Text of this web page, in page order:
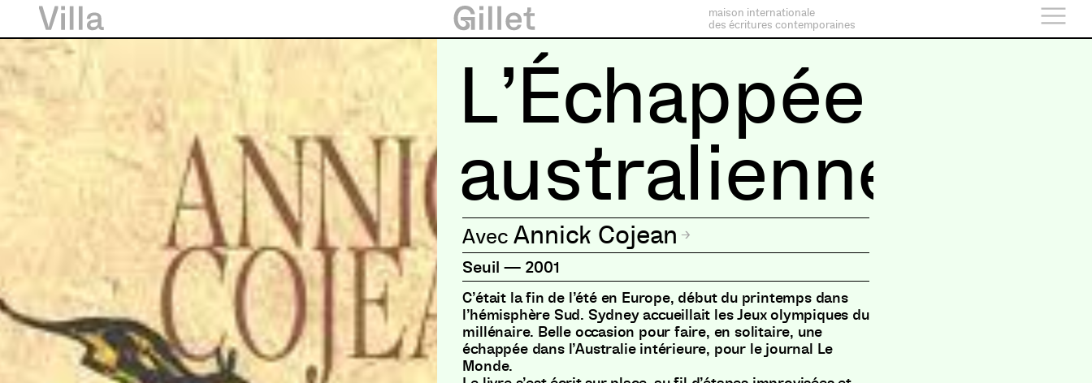
maison internationale
des écritures contemporaines
L’Échappée
australienne
Annick Cojean
Seuil — 2001
C’était la fin de l’été en Europe, début du printemps dans
l’hémisphère Sud. Sydney accueillait les Jeux olympiques du
millénaire. Belle occasion pour faire, en solitaire, une
échappée dans l’Australie intérieure, pour le journal Le
Monde.